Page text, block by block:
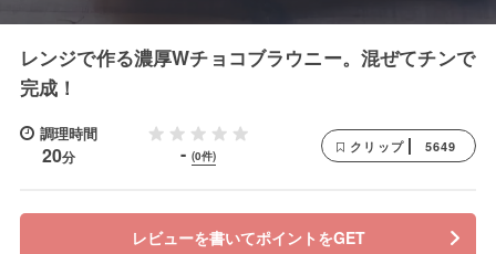
レンジで作る濃厚Wチョコブラウニー。混ぜてチンで
完成！
調理時間
20分 - (0件)
クリップ 5649
レビューを書いてポイントをGET